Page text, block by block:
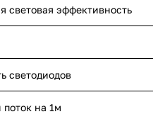
световая эффективность
светодиодов
поток на 1м